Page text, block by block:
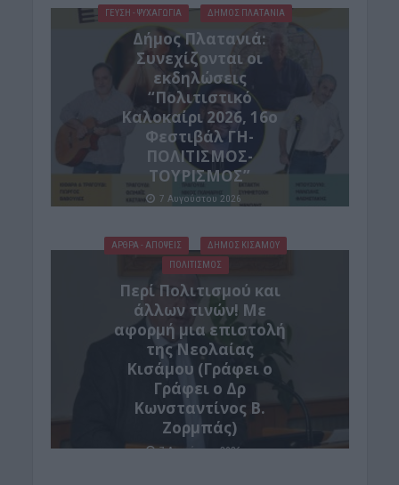
ΓΕΎΣΗ - ΨΥΧΑΓΩΓΊΑ ΔΉΜΟΣ ΠΛΑΤΑΝΙΆ
Δήμος Πλατανιά:
Συνεχίζονται οι
εκδηλώσεις
“Πολιτιστικό
Καλοκαίρι 2026, 16ο
Φεστιβάλ ΓΗ-
ΠΟΛΙΤΙΣΜΟΣ-
ΤΟΥΡΙΣΜΟΣ”
7 Αυγούστου 2026
ΑΡΘΡΑ - ΑΠΟΨΕΙΣ
ΔΉΜΟΣ ΚΙΣΆΜΟΥ
ΠΟΛΙΤΙΣΜΟΣ
Περί Πολιτισμού και
άλλων τινών! Mε
αφορμή μια επιστολή
της Νεολαίας
Κισάμου (Γράφει ο
Γράφει ο Δρ
Κωνσταντίνος Β.
Ζορμπάς)
7 Αυγούστου 2026